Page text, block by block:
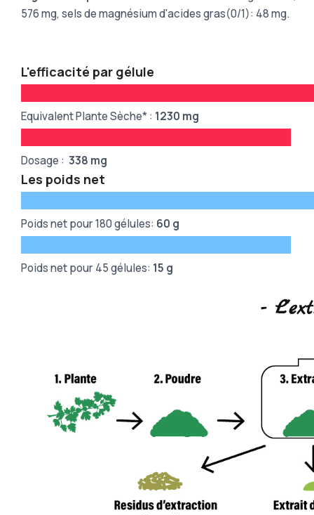
576 mg, sels de magnésium d'acides gras(0/1): 48 mg.
L'efficacité par gélule
Equivalent Plante Sèche* : 1230 mg
Dosage : 338 mg
Les poids net
Poids net pour 180 gélules: 60 g
Poids net pour 45 gélules: 15 g
-